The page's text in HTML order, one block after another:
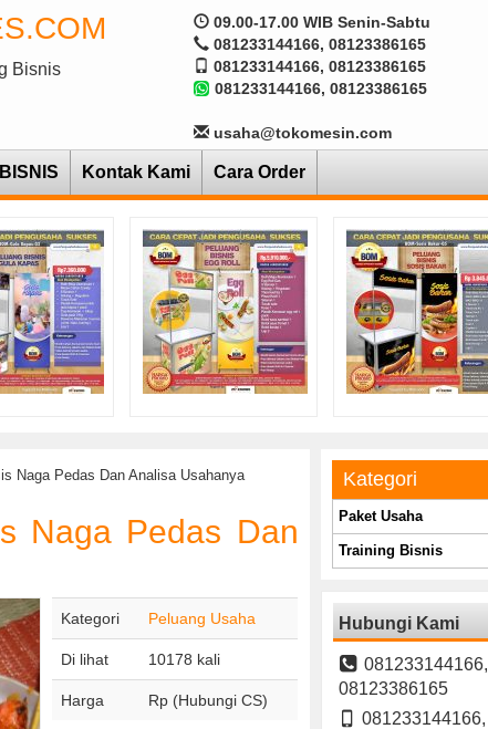
Bisnis
09.00-17.00 WIB Senin-Sabtu
081233144166, 08123386165
081233144166, 08123386165
081233144166, 08123386165
usaha@tokomesin.com
Kontak Kami Cara Order
Naga Pedas Dan Analisa Usahanya
Naga Pedas Dan
Kategori Peluang Usaha
Di lihat 10178 kali
Harga Rp (Hubungi CS)
Kategori
Paket Usaha
Training Bisnis
Hubungi Kami
081233144166,
08123386165
081233144166,